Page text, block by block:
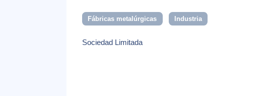
Fábricas metalúrgicas Industria
Sociedad Limitada